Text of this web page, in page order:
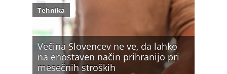
Večina Slovencev ne ve, da lahko
na enostaven način prihranijo pri
mesečnih stroških
Tehnika